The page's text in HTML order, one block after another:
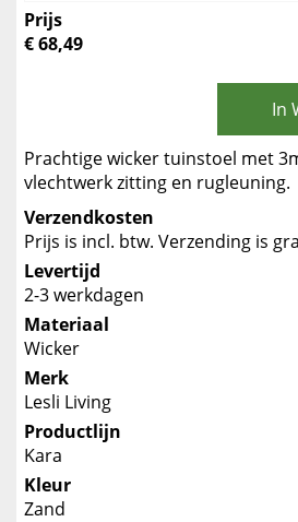
Prijs
€ 68,49
In
Prachtige wicker tuinstoel met
vlechtwerk zitting en rugleuning.
Verzendkosten
Prijs is incl. btw. Verzending is
Levertijd
2-3 werkdagen
Materiaal
Wicker
Merk
Lesli Living
Productlijn
Kara
Kleur
Zand